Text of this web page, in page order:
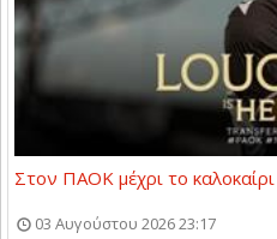
Στον ΠΑΟΚ μέχρι το
03 Αυγούστου 2026 23:17